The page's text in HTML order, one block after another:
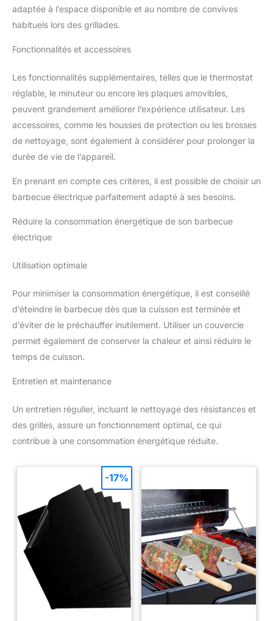
adaptée à l’espace disponible et au nombre de convives
habituels lors des grillades.
Fonctionnalités et accessoires
Les fonctionnalités supplémentaires, telles que le thermostat
réglable, le minuteur ou encore les plaques amovibles,
peuvent grandement améliorer l’expérience utilisateur. Les
accessoires, comme les housses de protection ou les brosses
de nettoyage, sont également à considérer pour prolonger la
durée de vie de l’appareil.
En prenant en compte ces critères, il est possible de choisir un
barbecue électrique parfaitement adapté à ses besoins.
Réduire la consommation énergétique de son barbecue
électrique
Utilisation optimale
Pour minimiser la consommation énergétique, il est conseillé
d’éteindre le barbecue dès que la cuisson est terminée et
d’éviter de le préchauffer inutilement. Utiliser un couvercle
permet également de conserver la chaleur et ainsi réduire le
temps de cuisson.
Entretien et maintenance
Un entretien régulier, incluant le nettoyage des résistances et
des grilles, assure un fonctionnement optimal, ce qui
contribue à une consommation énergétique réduite.
-17%